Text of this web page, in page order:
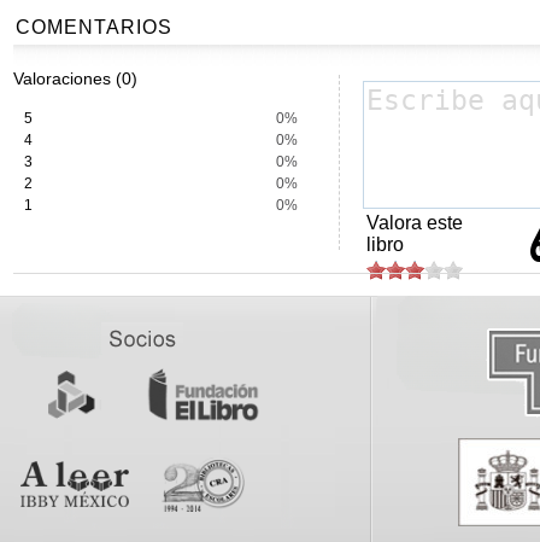
COMENTARIOS
Valoraciones (0)
5
0%
4
0%
3
0%
2
0%
1
0%
Valora este
libro